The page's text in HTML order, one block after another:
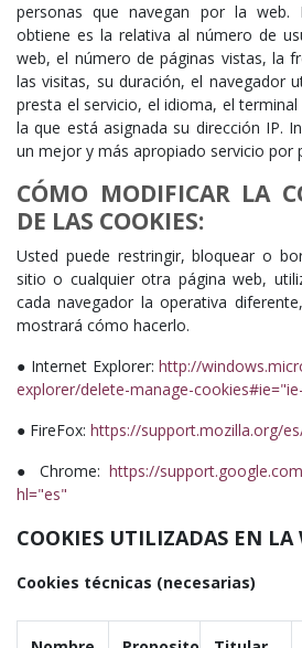
personas que navegan por la web.
obtiene es la relativa al número de
web, el número de páginas vistas, la
las visitas, su duración, el navegador
presta el servicio, el idioma, el
la que está asignada su dirección IP.
un mejor y más apropiado servicio por
CÓMO MODIFICAR LA
DE LAS COOKIES:
Usted puede restringir, bloquear o
sitio o cualquier otra página web,
cada navegador la operativa
mostrará cómo hacerlo.
● Internet Explorer: http://
explorer/delete-manage-
● FireFox: https://support.mozilla.org/
● Chrome: https://
hl="es"
COOKIES UTILIZADAS EN LA
Cookies técnicas (necesarias)